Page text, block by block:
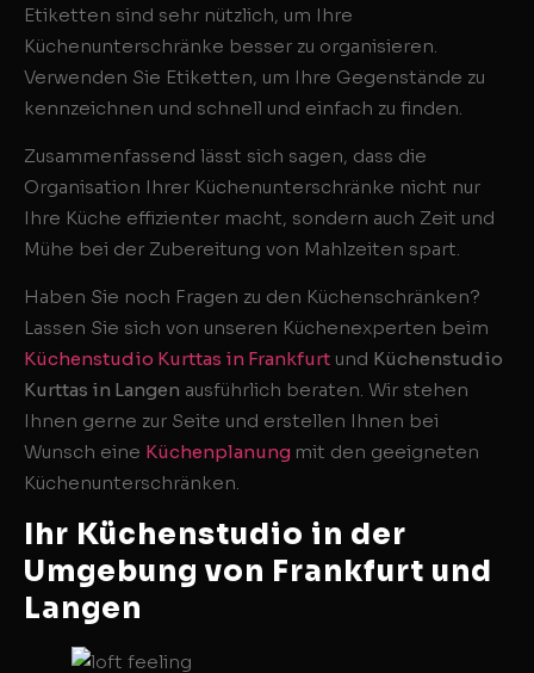
Etiketten sind sehr nützlich, um Ihre
Küchenunterschränke besser zu organisieren.
Verwenden Sie Etiketten, um Ihre Gegenstände zu
kennzeichnen und schnell und einfach zu finden.
Zusammenfassend lässt sich sagen, dass die
Organisation Ihrer Küchenunterschränke nicht nur
Ihre Küche effizienter macht, sondern auch Zeit und
Mühe bei der Zubereitung von Mahlzeiten spart.
Haben Sie noch Fragen zu den Küchenschränken?
Lassen Sie sich von unseren Küchenexperten beim
Küchenstudio Kurttas in Frankfurt und Küchenstudio
Kurttas in Langen ausführlich beraten. Wir stehen
Ihnen gerne zur Seite und erstellen Ihnen bei
Wunsch eine Küchenplanung mit den geeigneten
Küchenunterschränken.
Ihr Küchenstudio in der
Umgebung von Frankfurt und
Langen